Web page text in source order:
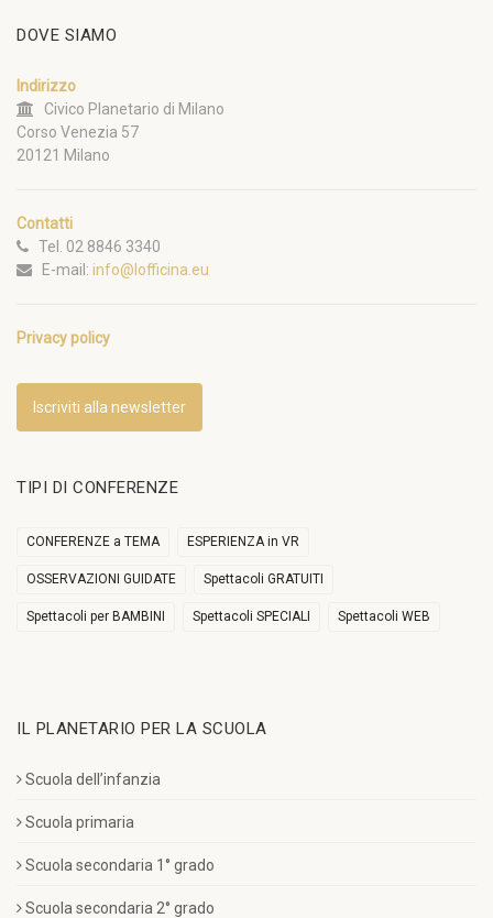
DOVE SIAMO
Indirizzo
Civico Planetario di Milano
Corso Venezia 57
20121 Milano
Contatti
Tel. 02 8846 3340
E-mail: info@lofficina.eu
Privacy policy
Iscriviti alla newsletter
TIPI DI CONFERENZE
CONFERENZE a TEMA ESPERIENZA in VR
OSSERVAZIONI GUIDATE Spettacoli GRATUITI
Spettacoli per BAMBINI Spettacoli SPECIALI Spettacoli WEB
IL PLANETARIO PER LA SCUOLA
Scuola dell’infanzia
Scuola primaria
Scuola secondaria 1° grado
Scuola secondaria 2° grado